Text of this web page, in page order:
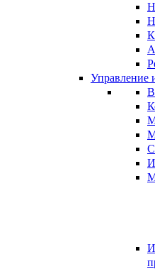
Управление